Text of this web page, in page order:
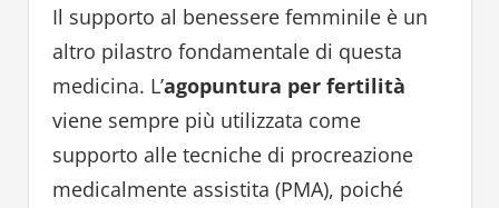
Il supporto al benessere femminile è un
altro pilastro fondamentale di questa
medicina. L’agopuntura per fertilità
viene sempre più utilizzata come
supporto alle tecniche di procreazione
medicalmente assistita (PMA), poiché